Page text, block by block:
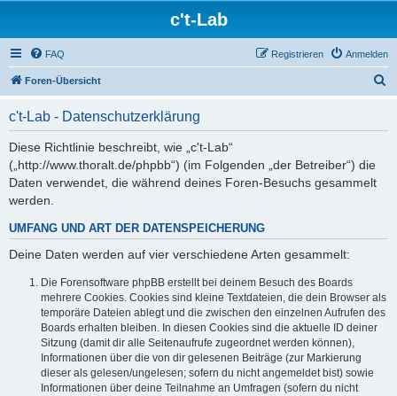
c't-Lab
FAQ Anmelden
Registrieren
Foren-Übersicht
c't-Lab - Datenschutzerklärung
Diese Richtlinie beschreibt, wie „c't-Lab“
(„http://www.thoralt.de/phpbb“) (im Folgenden „der Betreiber“) die
Daten verwendet, die während deines Foren-Besuchs gesammelt
werden.
UMFANG UND ART DER DATENSPEICHERUNG
Deine Daten werden auf vier verschiedene Arten gesammelt:
Die Forensoftware phpBB erstellt bei deinem Besuch des Boards
mehrere Cookies. Cookies sind kleine Textdateien, die dein Browser als
temporäre Dateien ablegt und die zwischen den einzelnen Aufrufen des
Boards erhalten bleiben. In diesen Cookies sind die aktuelle ID deiner
Sitzung (damit dir alle Seitenaufrufe zugeordnet werden können),
Informationen über die von dir gelesenen Beiträge (zur Markierung
dieser als gelesen/ungelesen; sofern du nicht angemeldet bist) sowie
Informationen über deine Teilnahme an Umfragen (sofern du nicht